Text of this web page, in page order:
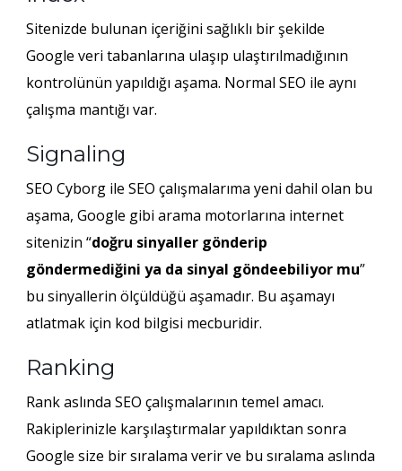
Sitenizde bulunan içeriğini sağlıklı bir şekilde
Google veri tabanlarına ulaşıp ulaştırılmadığının
kontrolünün yapıldığı aşama. Normal SEO ile aynı
çalışma mantığı var.
Signaling
SEO Cyborg ile SEO çalışmalarıma yeni dahil olan bu
aşama, Google gibi arama motorlarına internet
sitenizin “doğru sinyaller gönderip
göndermediğini ya da sinyal göndeebiliyor mu”
bu sinyallerin ölçüldüğü aşamadır. Bu aşamayı
atlatmak için kod bilgisi mecburidir.
Ranking
Rank aslında SEO çalışmalarının temel amacı.
Rakiplerinizle karşılaştırmalar yapıldıktan sonra
Google size bir sıralama verir ve bu sıralama aslında